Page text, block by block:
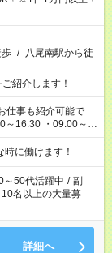
/ 八尾南駅から徒
紹介します！
時に働けます！
～50代活躍中 / 副
10名以上の大量募
詳細へ